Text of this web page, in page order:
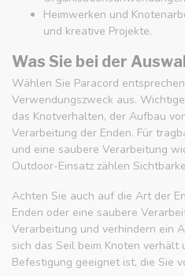
Heimwerken und
und kreative Projekte.
Was Sie bei der
Wählen Sie Paracord
Verwendungszweck aus.
das Knotverhalten, der Aufbau
Verarbeitung der Enden. Für
und eine saubere Verarbeitung
Outdoor-Einsatz zählen
Achten Sie auch auf die Art der
Enden oder eine saubere
Verarbeitung und verhindern ein
sich das Seil beim Knoten
Befestigung geeignet ist, die Sie